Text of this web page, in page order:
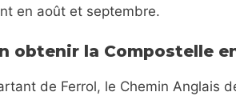
en août et septembre.
obtenir la Compostelle
de Ferrol, le Chemin Anglais